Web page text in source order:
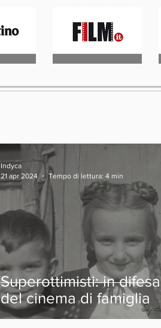
Superottimisti: in difesa
del cinema di famiglia
Indyca
21 apr 2024
Tempo di lettura: 4 min